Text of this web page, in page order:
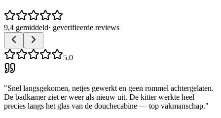
9,4 gemiddeld· geverifieerde reviews
5.0
"Snel langsgekomen, netjes gewerkt en geen rommel achtergelaten.
De badkamer ziet er weer als nieuw uit. De kitter werkte heel
precies langs het glas van de douchecabine — top vakmanschap."